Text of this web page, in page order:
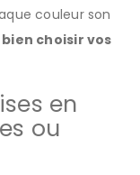
couleur son
choisir vos
en
ou